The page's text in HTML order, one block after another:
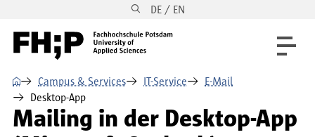
Direkt zur Hauptnavigation DE / EN
⌂ Campus & Services IT-Service
E-Mail
Desktop-App
Mailing in der Desktop-App